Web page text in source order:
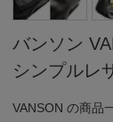
バンソン
シンプルレ
VANSON の商品